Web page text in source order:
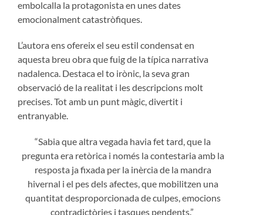
embolcalla la protagonista en unes dates
emocionalment catastròfiques.
L’autora ens ofereix el seu estil condensat en
aquesta breu obra que fuig de la típica narrativa
nadalenca. Destaca el to irònic, la seva gran
observació de la realitat i les descripcions molt
precises. Tot amb un punt màgic, divertit i
entranyable.
“Sabia que altra vegada havia fet tard, que la
pregunta era retòrica i només la contestaria amb la
resposta ja fixada per la inèrcia de la mandra
hivernal i el pes dels afectes, que mobilitzen una
quantitat desproporcionada de culpes, emocions
contradictòries i tasques pendents.”